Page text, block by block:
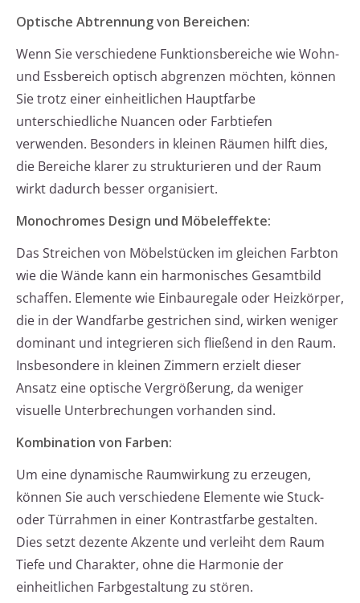
Optische Abtrennung von Bereichen:
Wenn Sie verschiedene Funktionsbereiche wie Wohn-
und Essbereich optisch abgrenzen möchten, können
Sie trotz einer einheitlichen Hauptfarbe
unterschiedliche Nuancen oder Farbtiefen
verwenden. Besonders in kleinen Räumen hilft dies,
die Bereiche klarer zu strukturieren und der Raum
wirkt dadurch besser organisiert.
Monochromes Design und Möbeleffekte:
Das Streichen von Möbelstücken im gleichen Farbton
wie die Wände kann ein harmonisches Gesamtbild
schaffen. Elemente wie Einbauregale oder Heizkörper,
die in der Wandfarbe gestrichen sind, wirken weniger
dominant und integrieren sich fließend in den Raum.
Insbesondere in kleinen Zimmern erzielt dieser
Ansatz eine optische Vergrößerung, da weniger
visuelle Unterbrechungen vorhanden sind.
Kombination von Farben:
Um eine dynamische Raumwirkung zu erzeugen,
können Sie auch verschiedene Elemente wie Stuck-
oder Türrahmen in einer Kontrastfarbe gestalten.
Dies setzt dezente Akzente und verleiht dem Raum
Tiefe und Charakter, ohne die Harmonie der
einheitlichen Farbgestaltung zu stören.